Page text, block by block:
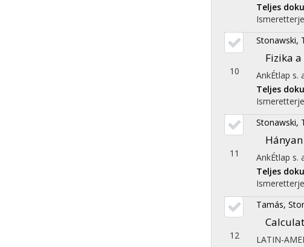
Teljes
10
Stonawski,
Fizika
AnkÉtlap s.
Teljes
11
Stonawski,
AnkÉtlap s.
Teljes
12
Tamás,
LATIN-